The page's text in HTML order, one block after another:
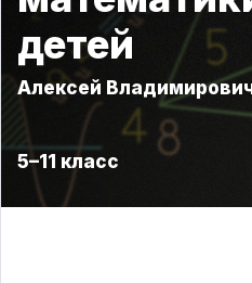
детей
Алексей
5–11 класс